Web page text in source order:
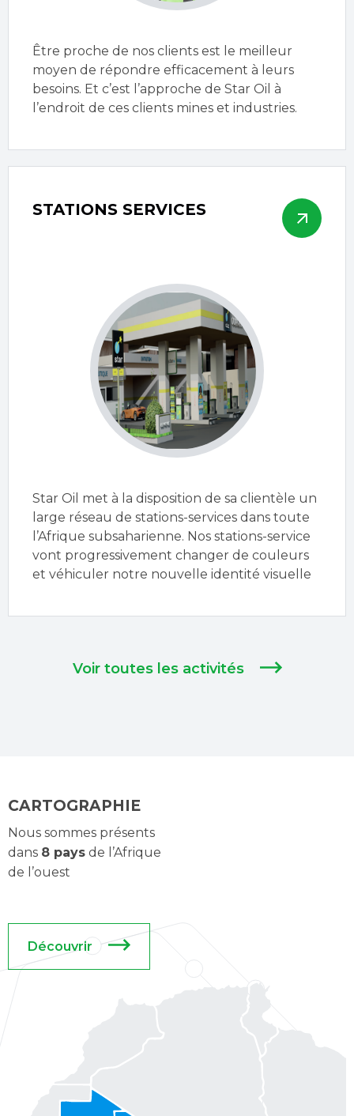
Être proche de nos clients est le meilleur
moyen de répondre efficacement à leurs
besoins. Et c’est l’approche de Star Oil à
l’endroit de ces clients mines et industries.
STATIONS SERVICES
Star Oil met à la disposition de sa clientèle un
large réseau de stations-services dans toute
l’Afrique subsaharienne. Nos stations-service
vont progressivement changer de couleurs
et véhiculer notre nouvelle identité visuelle
Voir toutes les activités
CARTOGRAPHIE
Nous sommes présents
dans 8 pays de l’Afrique
de l’ouest
Découvrir